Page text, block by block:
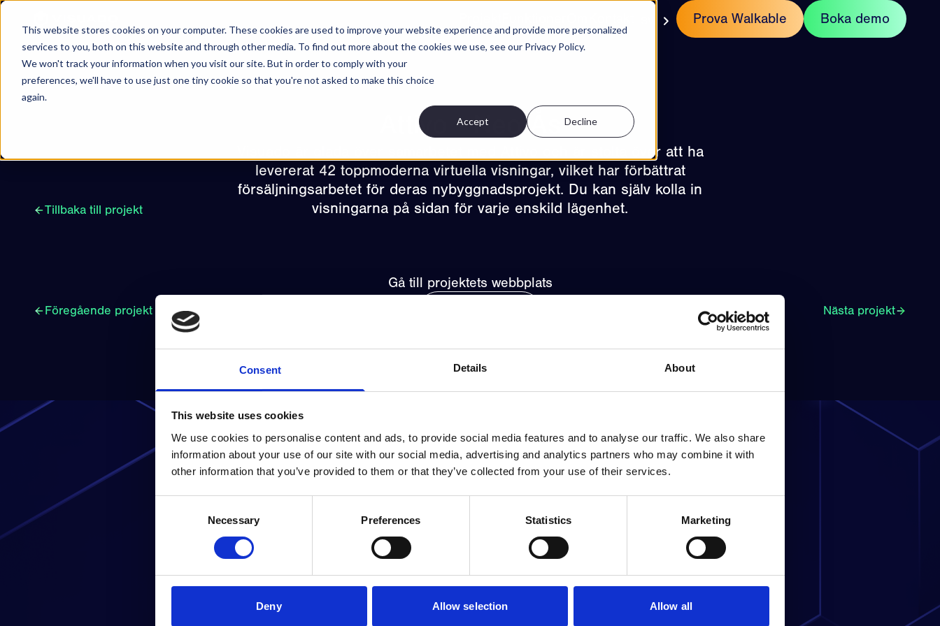
This website stores cookies on your computer. These cookies are used to improve your website experience and provide more personalized
services to you, both on this website and through other media. To find out more about the cookies we use, see our Privacy Policy.
We won't track your information when you visit our site. But in order to comply with your
preferences, we'll have to use just one tiny cookie so that you're not asked to make this choice
again.
Accept Decline
Consent Details About
This website uses cookies
We use cookies to personalise content and ads, to provide social media features and to analyse our traffic. We also share
information about your use of our site with our social media, advertising and analytics partners who may combine it with
other information that you’ve provided to them or that they’ve collected from your use of their services.
Necessary Preferences Statistics Marketing
Deny Allow selection Allow all
Hoppa till innehåll
Prova Walkable Boka demo
Tillbaka till projekt
Attivo - Neo Ås
Visuado är glada över samarbetet med Attivo och är stolta över att ha
levererat 42 toppmoderna virtuella visningar, vilket har förbättrat
försäljningsarbetet för deras nybyggnadsprojekt. Du kan själv kolla in
visningarna på sidan för varje enskild lägenhet.
Gå till projektets webbplats
Föregående projekt Nästa projekt
Är du redo att ta ditt företag in i framtiden?
Hitta en tid och boka en gratis demo här:
Boka demo